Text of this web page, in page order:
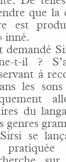
que la
est
inné.
demandé
t-il ?
à
les
du
genres
se